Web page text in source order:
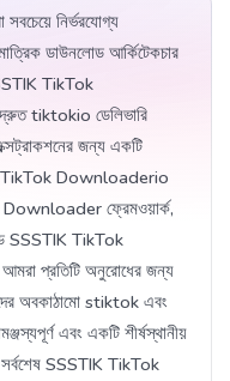
নির্ভরযোগ্য
ডাউনলোড আর্কিটেকচার
TikTok
tiktokio ডেলিভারি
জন্য একটি
TikTok Downloaderio
ফ্রেমওয়ার্ক,
SSSTIK TikTok
প্রতিটি অনুরোধের জন্য
অবকাঠামো stiktok এবং
এবং একটি শীর্ষস্থানীয়
SSSTIK TikTok